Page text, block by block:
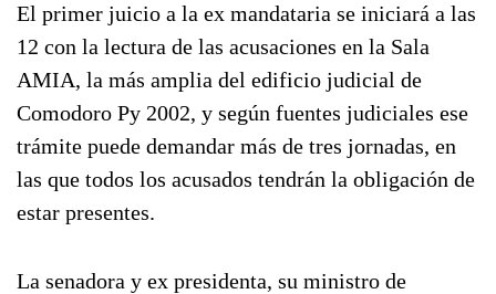
El primer juicio a la ex mandataria se iniciará a las
12 con la lectura de las acusaciones en la Sala
AMIA, la más amplia del edificio judicial de
Comodoro Py 2002, y según fuentes judiciales ese
trámite puede demandar más de tres jornadas, en
las que todos los acusados tendrán la obligación de
estar presentes.
La senadora y ex presidenta, su ministro de